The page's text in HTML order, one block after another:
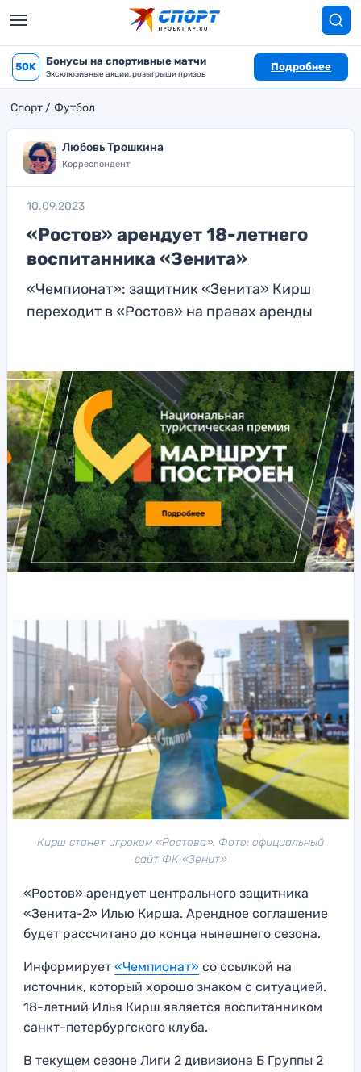
50K Бонусы на спортивные матчи
Эксклюзивные акции, розыгрыши призов
Подробнее
Спорт Футбол
Любовь Трошкина
Корреспондент
10.09.2023
«Ростов» арендует 18-летнего
воспитанника «Зенита»
«Чемпионат»: защитник «Зенита» Кирш
переходит в «Ростов» на правах аренды
Кирш станет игроком «Ростова». Фото: официальный
сайт ФК «Зенит»
«Ростов» арендует центрального защитника
«Зенита-2» Илью Кирша. Арендное соглашение
будет рассчитано до конца нынешнего сезона.
Информирует «Чемпионат» со ссылкой на
источник, который хорошо знаком с ситуацией.
18-летний Илья Кирш является воспитанником
санкт-петербургского клуба.
В текущем сезоне Лиги 2 дивизиона Б Группы 2